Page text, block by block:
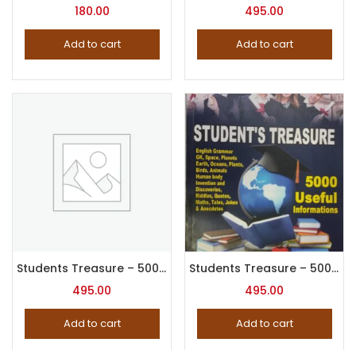
180.00
Add to cart
495.00
Add to cart
Students Treasure – 5000 Useful Information
495.00
Add to cart
Students Treasure – 5000 Useful Information
495.00
Add to cart